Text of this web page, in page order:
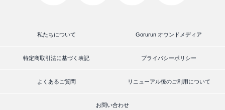
私たちについて Gorurun オウンドメディア
特定商取引法に基づく表記 プライバシーポリシー
よくあるご質問 リニューアル後のご利用について
お問い合わせ